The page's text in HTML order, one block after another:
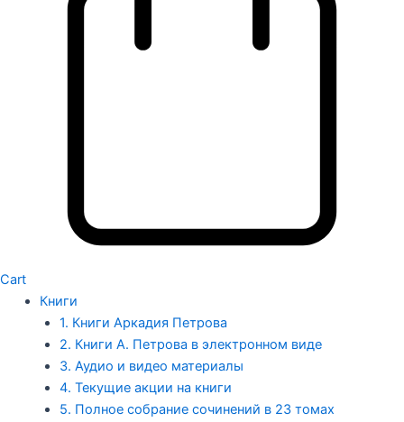
Cart
Книги
1. Книги Аркадия Петрова
2. Книги А. Петрова в электронном виде
3. Аудио и видео материалы
4. Текущие акции на книги
5. Полное собрание сочинений в 23 томах